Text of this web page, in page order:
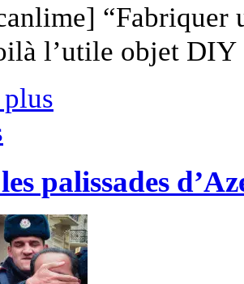
“Fabriquer
l’utile objet
palissades